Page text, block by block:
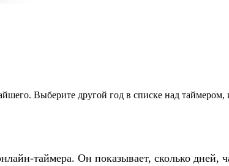
Выберите другой год в списке над таймером,
таймера. Он показывает, сколько дней,